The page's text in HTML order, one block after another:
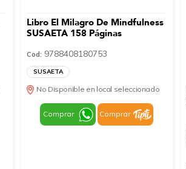
Libro El Milagro De Mindfulness
SUSAETA 158 Páginas
Cod: 9788408180753
SUSAETA
No Disponible en local seleccionado
Comprar Comprar